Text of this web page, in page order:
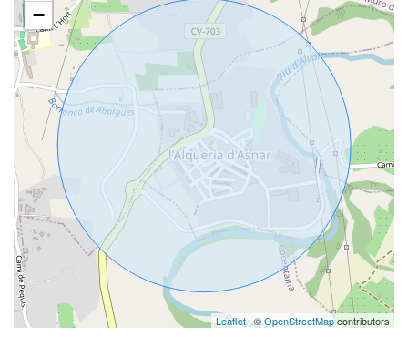
−
Leaflet| ©OpenStreetMapcontributors